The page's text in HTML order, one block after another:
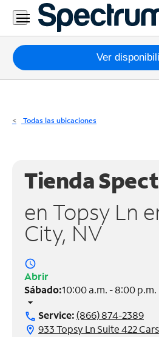
Residencial
Business
Paquetes
Internet
Teléfono
Residencial
Business
Contáctanos
Inglés
Administrar
cuenta
Encuentra
Ver
Todas las ubicaciones
Tienda
en Topsy Ln
City, NV
access_time
Abrir
Sábado:10:00 a.m. - 8:00 p.m.
arrow_drop_down
call Service:(866) 874-2389
location_on 933 Topsy Ln Suite 422